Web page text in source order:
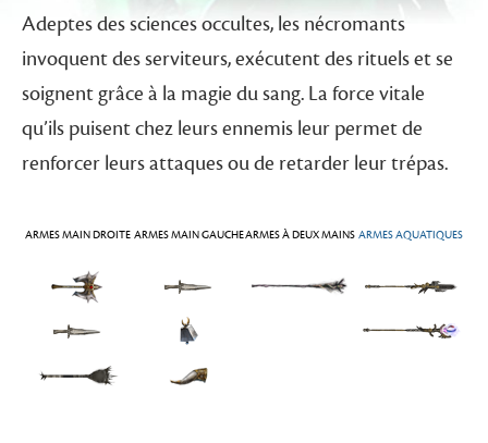
Adeptes des sciences occultes, les nécromants
invoquent des serviteurs, exécutent des rituels et se
soignent grâce à la magie du sang. La force vitale
qu’ils puisent chez leurs ennemis leur permet de
renforcer leurs attaques ou de retarder leur trépas.
ARMES MAIN DROITE ARMES MAIN GAUCHEARMES À DEUX MAINS ARMES AQUATIQUES